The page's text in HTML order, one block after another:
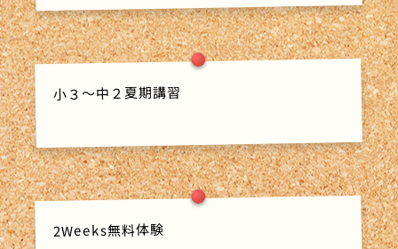
小３～中２夏期講習
2Weeks無料体験